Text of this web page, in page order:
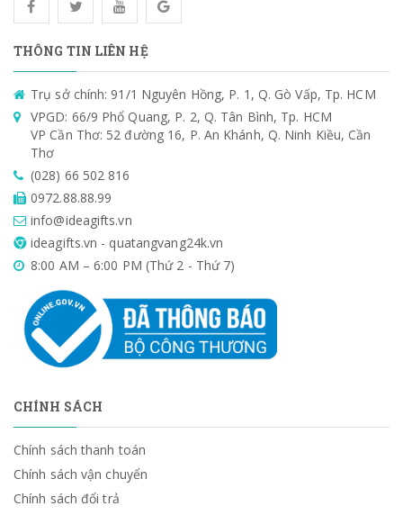
THÔNG TIN LIÊN HỆ
Trụ sở chính: 91/1 Nguyên Hồng, P. 1, Q. Gò Vấp, Tp. HCM
VPGD: 66/9 Phổ Quang, P. 2, Q. Tân Bình, Tp. HCM
VP Cần Thơ: 52 đường 16, P. An Khánh, Q. Ninh Kiều, Cần
Thơ
(028) 66 502 816
0972.88.88.99
info@ideagifts.vn
ideagifts.vn - quatangvang24k.vn
8:00 AM – 6:00 PM (Thứ 2 - Thứ 7)
CHÍNH SÁCH
Chính sách thanh toán
Chính sách vận chuyển
Chính sách đổi trả